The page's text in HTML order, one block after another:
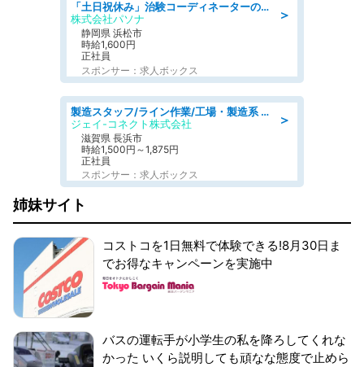
＞
「土日祝休み」治験コーディネーターのお仕事/未経験OK
株式会社パソナ
静岡県 浜松市
時給1,600円
正社員
スポンサー：求人ボックス
＞
製造スタッフ/ライン作業/工場・製造系 エンジン部品の機械加工/未経験可/昼食代無料
ジェイ-コネクト株式会社
滋賀県 長浜市
時給1,500円～1,875円
正社員
スポンサー：求人ボックス
姉妹サイト
コストコを1日無料で体験できる!8月30日ま
でお得なキャンペーンを実施中
バスの運転手が小学生の私を降ろしてくれな
かった いくら説明しても頑なな態度で止めら